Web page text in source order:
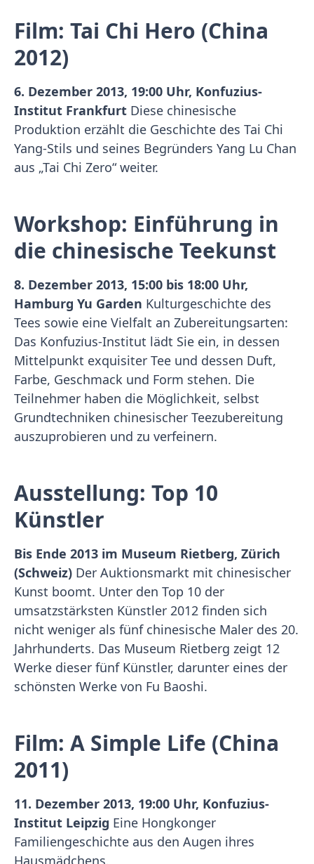
Film: Tai Chi Hero (China
2012)
6. Dezember 2013, 19:00 Uhr, Konfuzius-
Institut Frankfurt Diese chinesische
Produktion erzählt die Geschichte des Tai Chi
Yang-Stils und seines Begründers Yang Lu Chan
aus „Tai Chi Zero“ weiter.
Workshop: Einführung in
die chinesische Teekunst
8. Dezember 2013, 15:00 bis 18:00 Uhr,
Hamburg Yu Garden Kulturgeschichte des
Tees sowie eine Vielfalt an Zubereitungsarten:
Das Konfuzius-Institut lädt Sie ein, in dessen
Mittelpunkt exquisiter Tee und dessen Duft,
Farbe, Geschmack und Form stehen. Die
Teilnehmer haben die Möglichkeit, selbst
Grundtechniken chinesischer Teezubereitung
auszuprobieren und zu verfeinern.
Ausstellung: Top 10
Künstler
Bis Ende 2013 im Museum Rietberg, Zürich
(Schweiz) Der Auktionsmarkt mit chinesischer
Kunst boomt. Unter den Top 10 der
umsatzstärksten Künstler 2012 finden sich
nicht weniger als fünf chinesische Maler des 20.
Jahrhunderts. Das Museum Rietberg zeigt 12
Werke dieser fünf Künstler, darunter eines der
schönsten Werke von Fu Baoshi.
Film: A Simple Life (China
2011)
11. Dezember 2013, 19:00 Uhr, Konfuzius-
Institut Leipzig Eine Hongkonger
Familiengeschichte aus den Augen ihres
Hausmädchens.